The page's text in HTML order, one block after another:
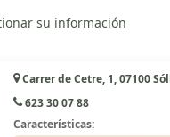
su información
Carrer de Cetre, 1, 07100
623 30 07 88
Características: